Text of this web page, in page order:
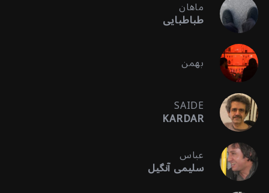
ماهان
طباطبایی
بهمن
SAIDE
KARDAR
عباس
سلیمی آنگیل